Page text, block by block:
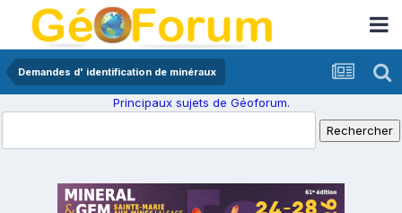
Demandes d' identification de minéraux
Principaux sujets de Géoforum.